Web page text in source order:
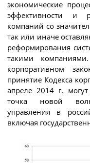
экономические
эффективности и
компаний со
так или иначе
реформирования
такими
корпоративном
принятие Кодекса
апреле 2014 г. могут
точка новой
управления в
включая